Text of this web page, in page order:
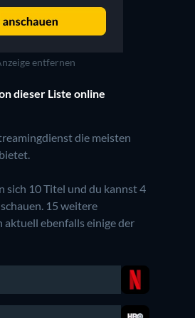
entfernen
dieser Liste online
die meisten
sich 10 Titel und du kannst 4
15 weitere
aktuell ebenfalls einige der